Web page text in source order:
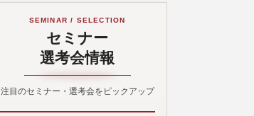
SEMINAR / SELECTION
セミナー
選考会情報
注目のセミナー・選考会をピックアップ